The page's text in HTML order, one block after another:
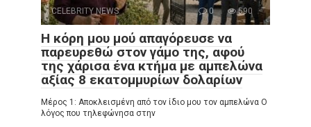
CELEBRITY NEWS 0 590
Η κόρη μου μού απαγόρευσε να
παρευρεθώ στον γάμο της, αφού
της χάρισα ένα κτήμα με αμπελώνα
αξίας 8 εκατομμυρίων δολαρίων
Μέρος 1: Αποκλεισμένη από τον ίδιο μου τον αμπελώνα Ο
λόγος που τηλεφώνησα στην